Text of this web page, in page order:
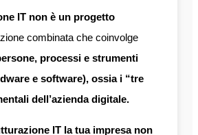
IT non è un progetto
combinata che coinvolge
processi e strumenti
e software), ossia i “tre
dell’azienda digitale.
IT la tua impresa non